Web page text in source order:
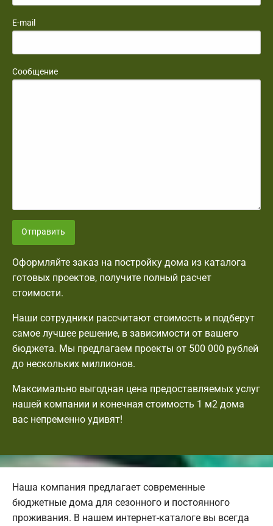
E-mail
Сообщение
Отправить
Оформляйте заказ на постройку дома из каталога
готовых проектов, получите полный расчет
стоимости.
Наши сотрудники рассчитают стоимость и подберут
самое лучшее решение, в зависимости от вашего
бюджета. Мы предлагаем проекты от 500 000 рублей
до нескольких миллионов.
Максимально выгодная цена предоставляемых услуг
нашей компании и конечная стоимость 1 м2 дома
вас непременно удивят!
Наша компания предлагает современные
бюджетные дома для сезонного и постоянного
проживания. В нашем интернет-каталоге вы всегда